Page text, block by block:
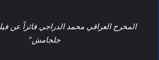
المخرج العراقي محمد الدراجي فائزاً عن
جلجامش”